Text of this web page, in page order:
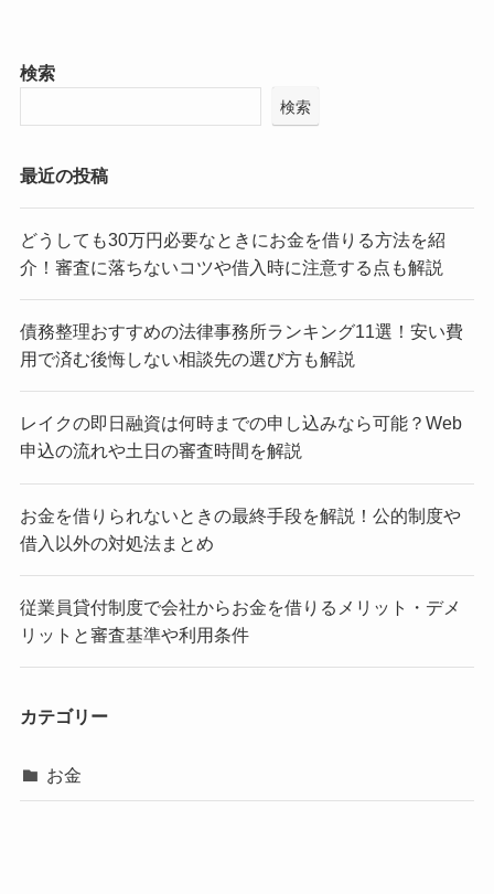
検索
検索
最近の投稿
どうしても30万円必要なときにお金を借りる方法を紹
介！審査に落ちないコツや借入時に注意する点も解説
債務整理おすすめの法律事務所ランキング11選！安い費
用で済む後悔しない相談先の選び方も解説
レイクの即日融資は何時までの申し込みなら可能？Web
申込の流れや土日の審査時間を解説
お金を借りられないときの最終手段を解説！公的制度や
借入以外の対処法まとめ
従業員貸付制度で会社からお金を借りるメリット・デメ
リットと審査基準や利用条件
カテゴリー
お金